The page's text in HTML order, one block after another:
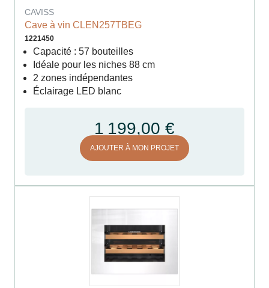
CAVISS
Cave à vin CLEN257TBEG
1221450
Capacité : 57 bouteilles
Idéale pour les niches 88 cm
2 zones indépendantes
Éclairage LED blanc
1 199,00 €
AJOUTER À MON PROJET